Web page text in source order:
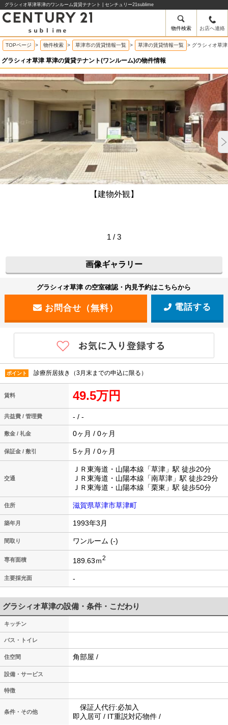
グラシィオ草津草津のワンルーム賃貸テナント | センチュリー21sublime
物件検索 お店へ連絡
TOPページ > 物件検索 > 草津市の賃貸情報一覧 > 草津の賃貸情報一覧 > グラシィオ草
グラシィオ草津 草津の賃貸テナント(ワンルーム)の物件情報
【建物外観】
1 / 3
画像ギャラリー
グラシィオ草津 の空室確認・内見予約はこちらから
電話する
ポイント 診療所居抜き（3月末までの申込に限る）
賃料 49.5万円
共益費 / 管理費 - / -
敷金 / 礼金 0ヶ月 / 0ヶ月
保証金 / 敷引 5ヶ月 / 0ヶ月
交通
ＪＲ東海道・山陽本線「草津」駅 徒歩20分
ＪＲ東海道・山陽本線「南草津」駅 徒歩29分
ＪＲ東海道・山陽本線「栗東」駅 徒歩50分
住所 滋賀県草津市草津町
築年月 1993年3月
間取り ワンルーム (-)
専有面積 189.63ｍ2
主要採光面 -
グラシィオ草津の設備・条件・こだわり
キッチン
バス・トイレ
住空間 角部屋 /
設備・サービス
特徴
条件・その他
保証人代行:必加入
即入居可 / IT重説対応物件 /